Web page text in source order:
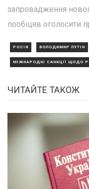
запровадження
пообіцяв оголосити
РОСІЯ ВОЛОДИМИР ПУТІН
МІЖНАРОДНІ САНКЦІЇ ЩОДО
ЧИТАЙТЕ ТАКОЖ